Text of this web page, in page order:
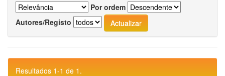
Por ordem
Autores/Registo
Resultados 1-1 de 1.